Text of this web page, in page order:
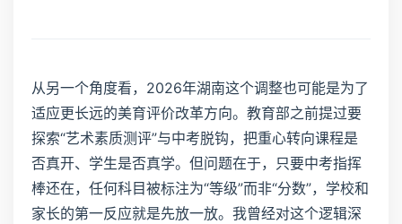
从另一个角度看，2026年湖南这个调整也可能是为了
适应更长远的美育评价改革方向。教育部之前提过要
探索“艺术素质测评”与中考脱钩，把重心转向课程是
否真开、学生是否真学。但问题在于，只要中考指挥
棒还在，任何科目被标注为“等级”而非“分数”，学校和
家长的第一反应就是先放一放。我曾经对这个逻辑深